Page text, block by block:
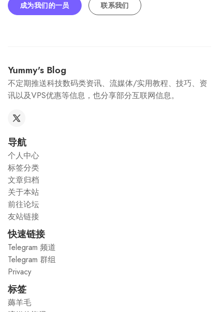
成为我们的一员 联系我们
Yummy's Blog
不定期推送科技数码类资讯、流媒体/实用教程、技巧、资
讯以及VPS优惠等信息，也分享部分互联网信息。
导航
个人中心
标签分类
文章归档
关于本站
前往论坛
友站链接
快速链接
Telegram 频道
Telegram 群组
Privacy
标签
薅羊毛